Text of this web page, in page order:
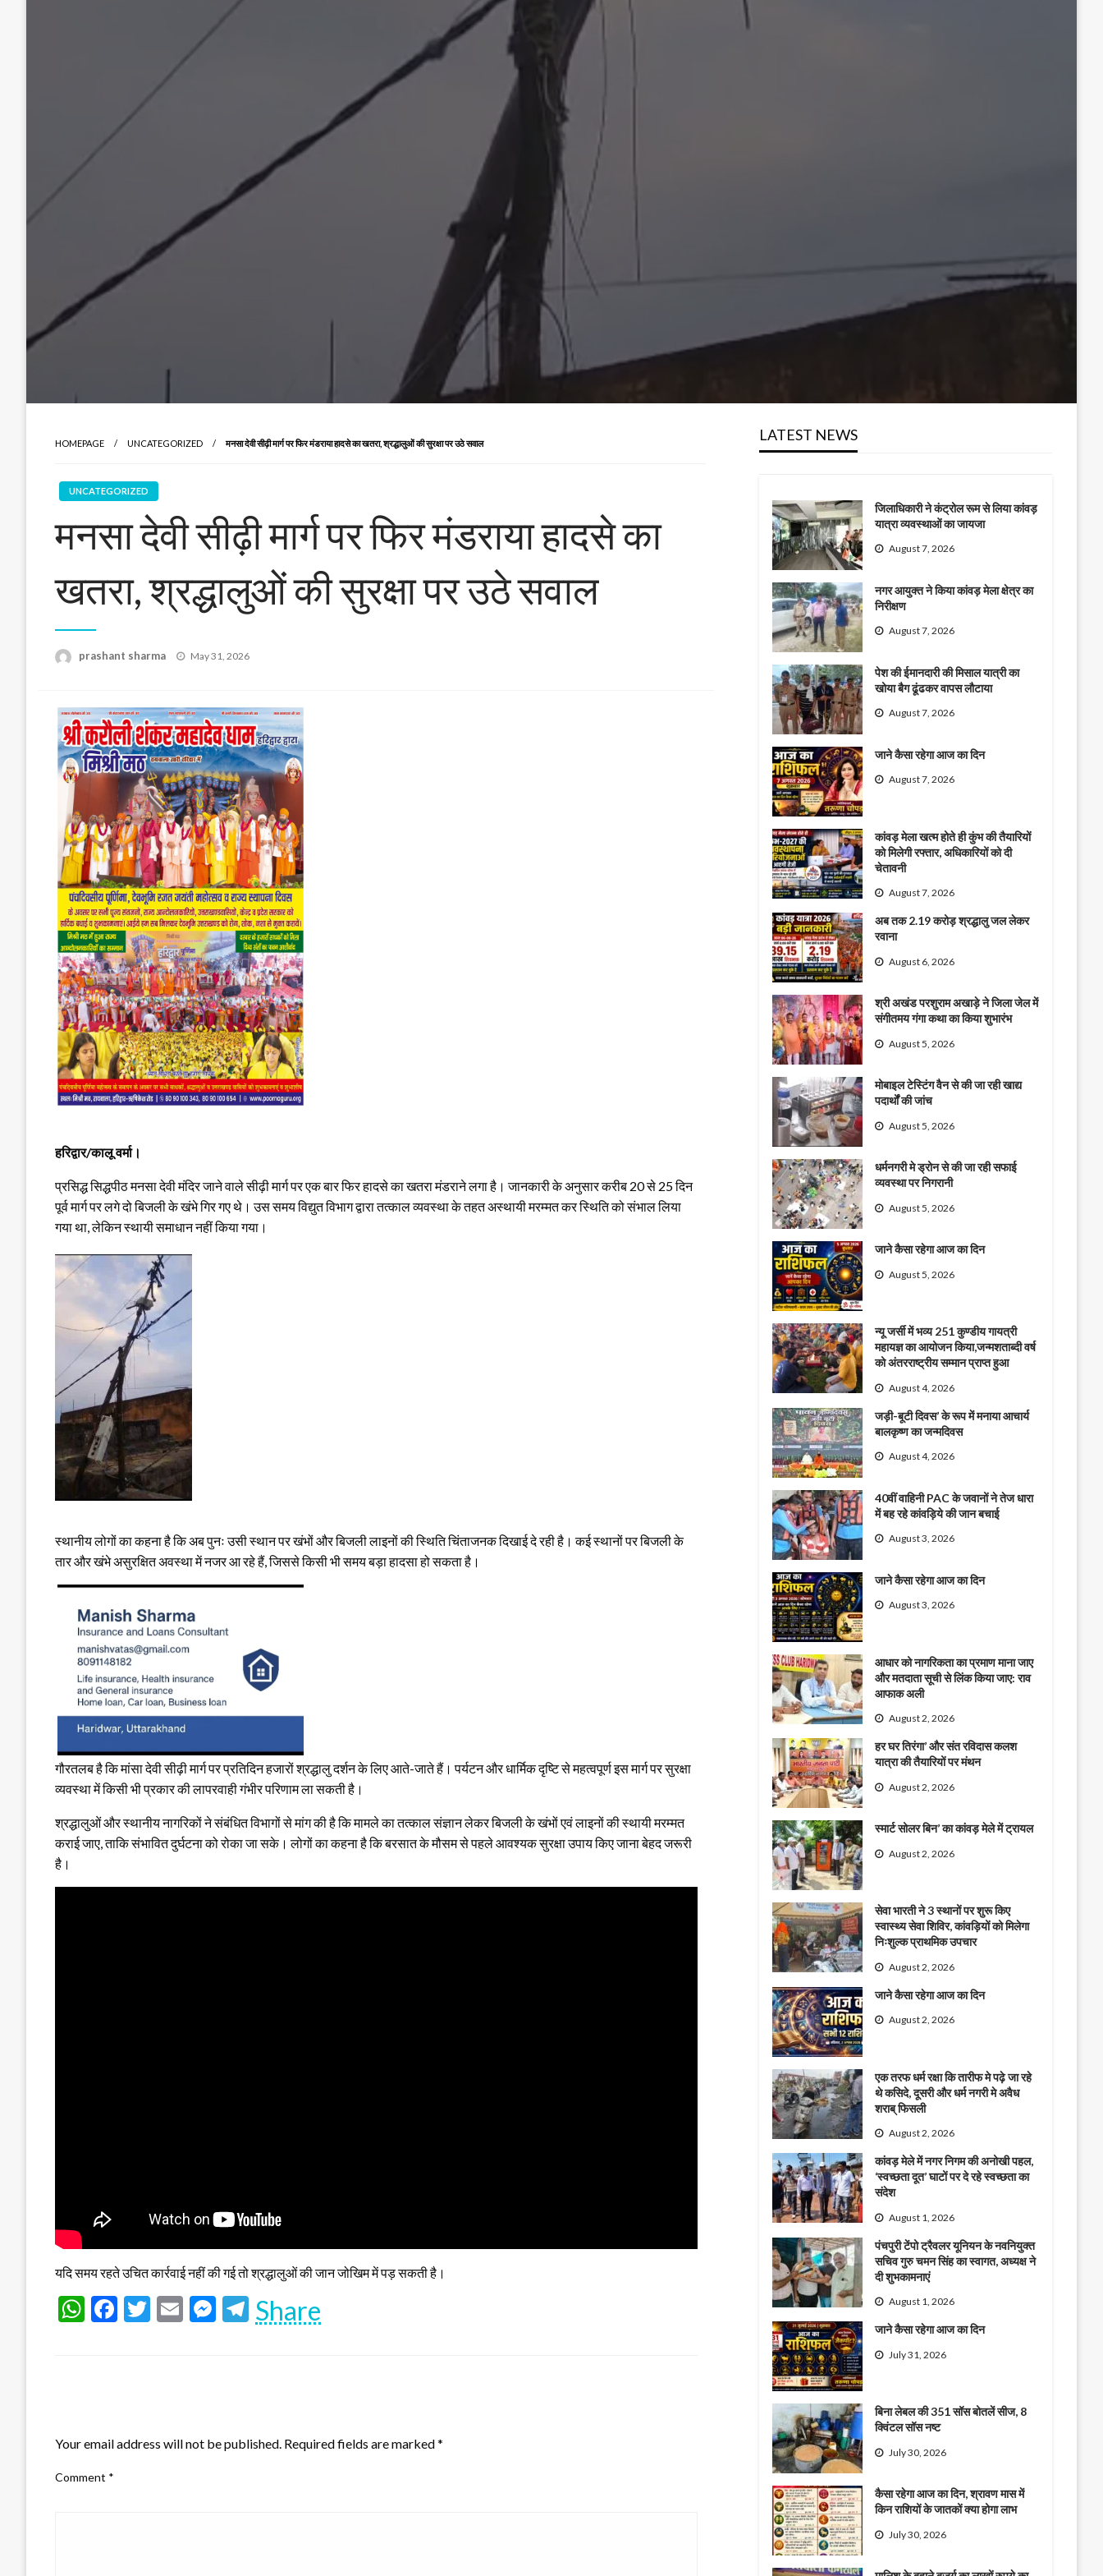
HOMEPAGE UNCATEGORIZED मनसा देवी सीढ़ी मार्ग पर फिर मंडराया हादसे का खतरा, श्रद्धालुओं की सुरक्षा पर उठे सवाल
UNCATEGORIZED
मनसा देवी सीढ़ी मार्ग पर फिर मंडराया हादसे का
खतरा, श्रद्धालुओं की सुरक्षा पर उठे सवाल
prashant sharma
Posted
May 31, 2026
हरिद्वार/कालू वर्मा।
प्रसिद्ध सिद्धपीठ मनसा देवी मंदिर जाने वाले सीढ़ी मार्ग पर एक बार फिर हादसे का खतरा मंडराने लगा है। जानकारी के अनुसार करीब 20 से 25 दिन
पूर्व मार्ग पर लगे दो बिजली के खंभे गिर गए थे। उस समय विद्युत विभाग द्वारा तत्काल व्यवस्था के तहत अस्थायी मरम्मत कर स्थिति को संभाल लिया
गया था, लेकिन स्थायी समाधान नहीं किया गया।
स्थानीय लोगों का कहना है कि अब पुनः उसी स्थान पर खंभों और बिजली लाइनों की स्थिति चिंताजनक दिखाई दे रही है। कई स्थानों पर बिजली के
तार और खंभे असुरक्षित अवस्था में नजर आ रहे हैं, जिससे किसी भी समय बड़ा हादसा हो सकता है।
गौरतलब है कि मांसा देवी सीढ़ी मार्ग पर प्रतिदिन हजारों श्रद्धालु दर्शन के लिए आते-जाते हैं। पर्यटन और धार्मिक दृष्टि से महत्वपूर्ण इस मार्ग पर सुरक्षा
व्यवस्था में किसी भी प्रकार की लापरवाही गंभीर परिणाम ला सकती है।
श्रद्धालुओं और स्थानीय नागरिकों ने संबंधित विभागों से मांग की है कि मामले का तत्काल संज्ञान लेकर बिजली के खंभों एवं लाइनों की स्थायी मरम्मत
कराई जाए, ताकि संभावित दुर्घटना को रोका जा सके। लोगों का कहना है कि बरसात के मौसम से पहले आवश्यक सुरक्षा उपाय किए जाना बेहद जरूरी
है।
यदि समय रहते उचित कार्रवाई नहीं की गई तो श्रद्धालुओं की जान जोखिम में पड़ सकती है।
WhatsApp
Facebook
Twitter
EmailMessenger
Telegram
Share
Your email address will not be published. Required fields are marked*
Comment *
LATEST NEWS
जिलाधिकारी ने कंट्रोल रूम से लिया कांवड़
यात्रा व्यवस्थाओं का जायजा
August 7, 2026
नगर आयुक्त ने किया कांवड़ मेला क्षेत्र का
निरीक्षण
August 7, 2026
पेश की ईमानदारी की मिसाल यात्री का
खोया बैग ढूंढकर वापस लौटाया
August 7, 2026
जाने कैसा रहेगा आज का दिन
August 7, 2026
कांवड़ मेला खत्म होते ही कुंभ की तैयारियों
को मिलेगी रफ्तार, अधिकारियों को दी
चेतावनी
August 7, 2026
अब तक 2.19 करोड़ श्रद्धालु जल लेकर
रवाना
August 6, 2026
श्री अखंड परशुराम अखाड़े ने जिला जेल में
संगीतमय गंगा कथा का किया शुभारंभ
August 5, 2026
मोबाइल टेस्टिंग वैन से की जा रही खाद्य
पदार्थों की जांच
August 5, 2026
धर्मनगरी मे ड्रोन से की जा रही सफाई
व्यवस्था पर निगरानी
August 5, 2026
जाने कैसा रहेगा आज का दिन
August 5, 2026
न्यू जर्सी में भव्य 251 कुण्डीय गायत्री
महायज्ञ का आयोजन किया,जन्मशताब्दी वर्ष
को अंतरराष्ट्रीय सम्मान प्राप्त हुआ
August 4, 2026
जड़ी-बूटी दिवस’ के रूप में मनाया आचार्य
बालकृष्ण का जन्मदिवस
August 4, 2026
40वीं वाहिनी PAC के जवानों ने तेज धारा
में बह रहे कांवड़िये की जान बचाई
August 3, 2026
जाने कैसा रहेगा आज का दिन
August 3, 2026
आधार को नागरिकता का प्रमाण माना जाए
और मतदाता सूची से लिंक किया जाए: राव
आफाक अली
August 2, 2026
हर घर तिरंगा’ और संत रविदास कलश
यात्रा की तैयारियों पर मंथन
August 2, 2026
स्मार्ट सोलर बिन’ का कांवड़ मेले में ट्रायल
August 2, 2026
सेवा भारती ने 3 स्थानों पर शुरू किए
स्वास्थ्य सेवा शिविर, कांवड़ियों को मिलेगा
निःशुल्क प्राथमिक उपचार
August 2, 2026
जाने कैसा रहेगा आज का दिन
August 2, 2026
एक तरफ धर्म रक्षा कि तारीफ मे पढ़े जा रहे
थे कसिदे, दूसरी और धर्म नगरी मे अवैध
शराब् फिसली
August 2, 2026
कांवड़ मेले में नगर निगम की अनोखी पहल,
‘स्वच्छता दूत’ घाटों पर दे रहे स्वच्छता का
संदेश
August 1, 2026
पंचपुरी टेंपो ट्रैवलर यूनियन के नवनियुक्त
सचिव गुरु चमन सिंह का स्वागत, अध्यक्ष ने
दी शुभकामनाएं
August 1, 2026
जाने कैसा रहेगा आज का दिन
July 31, 2026
बिना लेबल की 351 सॉस बोतलें सीज, 8
क्विंटल सॉस नष्ट
July 30, 2026
कैसा रहेगा आज का दिन, श्रावण मास में
किन राशियों के जातकों क्या होगा लाभ
July 30, 2026